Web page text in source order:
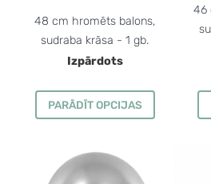
48 cm hromēts balons,
sudraba krāsa - 1 gb.
Izpārdots
PARĀDĪT OPCIJAS
46